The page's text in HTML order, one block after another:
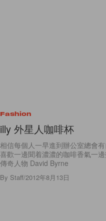
Fashion
illy 外星人咖啡杯
相信每個人一早進到辦公室總會
喜歡一邊聞着濃濃的咖啡香氣一
傳奇人物 David Byrne
By Staff/2012年8月13日